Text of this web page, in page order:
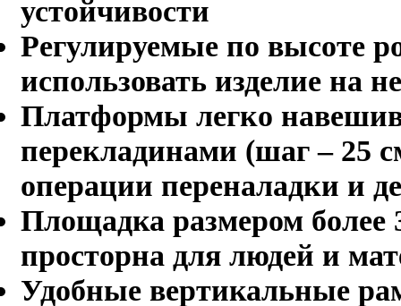
устойчивости
Регулируемые по высоте
использовать изделие на
Платформы легко
перекладинами (шаг – 25
операции переналадки и
Площадка размером более
просторна для людей и
Удобные вертикальные